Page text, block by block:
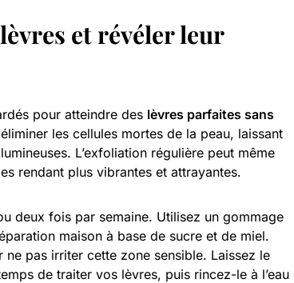
et révéler leur
pour atteindre des lèvres parfaites sans
les cellules mortes de la peau, laissant
L’exfoliation régulière peut même
rendant plus vibrantes et attrayantes.
deux fois par semaine. Utilisez un gommage
maison à base de sucre et de miel.
pas irriter cette zone sensible. Laissez le
de traiter vos lèvres, puis rincez-le à l’eau